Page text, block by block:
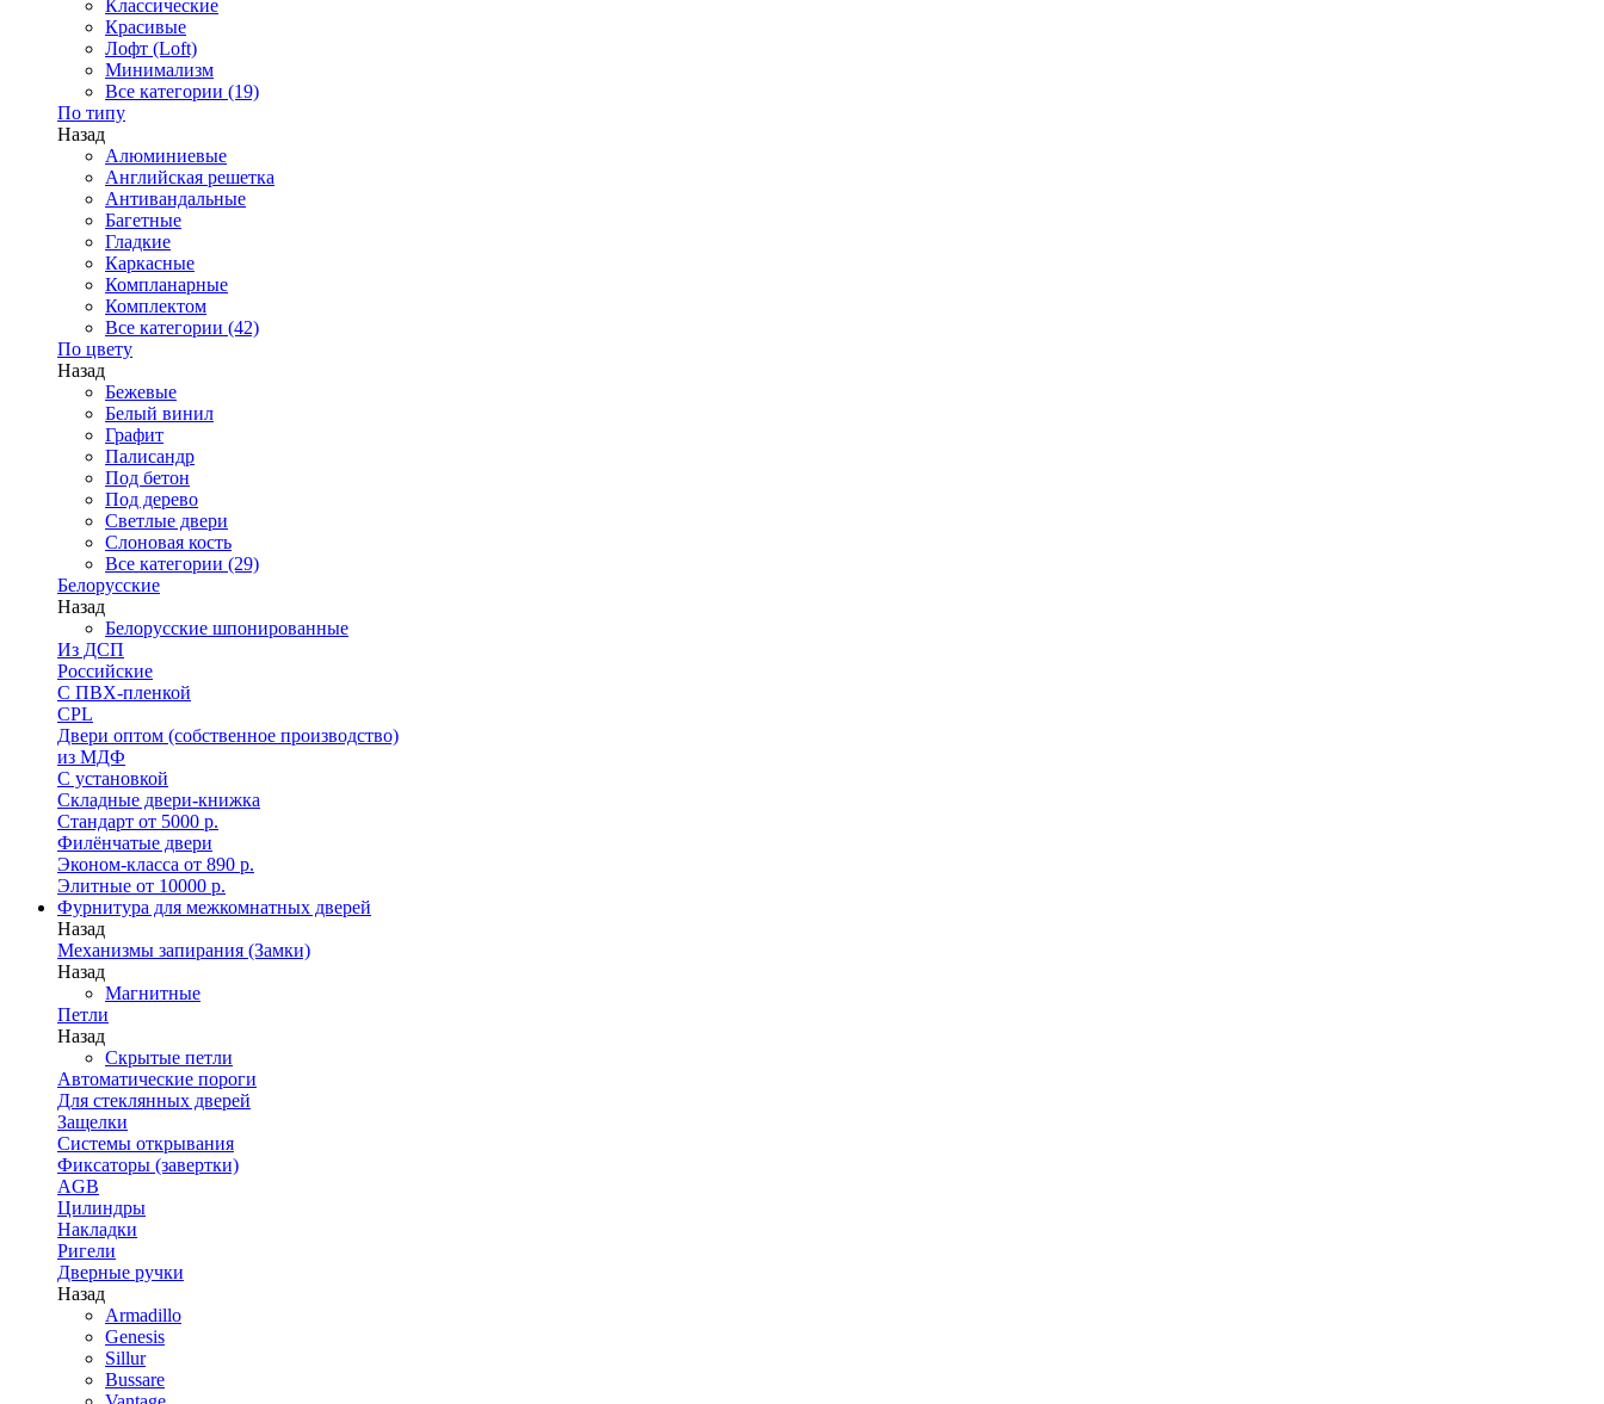
Классические
Красивые
Лофт (Loft)
Минимализм
Все категории (19)
По типу
Назад
Алюминиевые
Английская решетка
Антивандальные
Багетные
Гладкие
Каркасные
Компланарные
Комплектом
Все категории (42)
По цвету
Назад
Бежевые
Белый винил
Графит
Палисандр
Под бетон
Под дерево
Светлые двери
Слоновая кость
Все категории (29)
Белорусские
Назад
Белорусские шпонированные
Из ДСП
Российские
C ПВХ-пленкой
CPL
Двери оптом (собственное производство)
из МДФ
С установкой
Складные двери-книжка
Стандарт от 5000 р.
Филёнчатые двери
Эконом-класса от 890 р.
Элитные от 10000 р.
Фурнитура для межкомнатных дверей
Назад
Механизмы запирания (Замки)
Назад
Магнитные
Петли
Назад
Скрытые петли
Автоматические пороги
Для стеклянных дверей
Защелки
Системы открывания
Фиксаторы (завертки)
AGB
Цилиндры
Накладки
Ригели
Дверные ручки
Назад
Armadillo
Genesis
Sillur
Bussare